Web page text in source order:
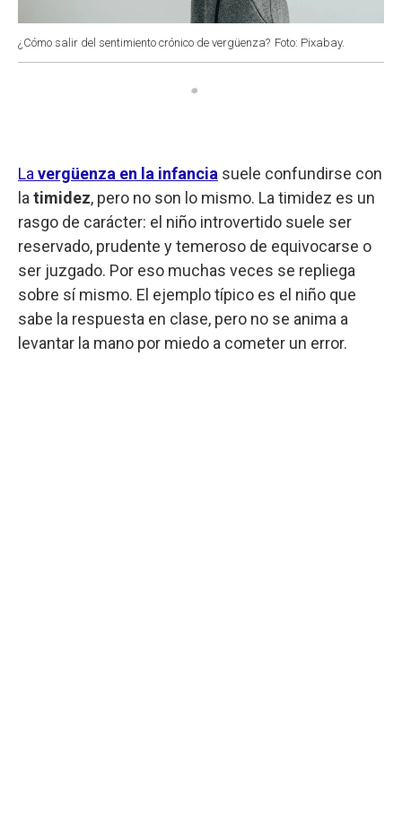
¿Cómo salir del sentimiento crónico de vergüenza? Foto: Pixabay.
La vergüenza en la infancia suele confundirse con
la timidez, pero no son lo mismo. La timidez es un
rasgo de carácter: el niño introvertido suele ser
reservado, prudente y temeroso de equivocarse o
ser juzgado. Por eso muchas veces se repliega
sobre sí mismo. El ejemplo típico es el niño que
sabe la respuesta en clase, pero no se anima a
levantar la mano por miedo a cometer un error.